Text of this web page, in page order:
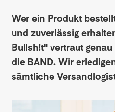
Wer ein Produkt
und zuverlässig
Bullsh!t" vertraut
die BAND. Wir
sämtliche